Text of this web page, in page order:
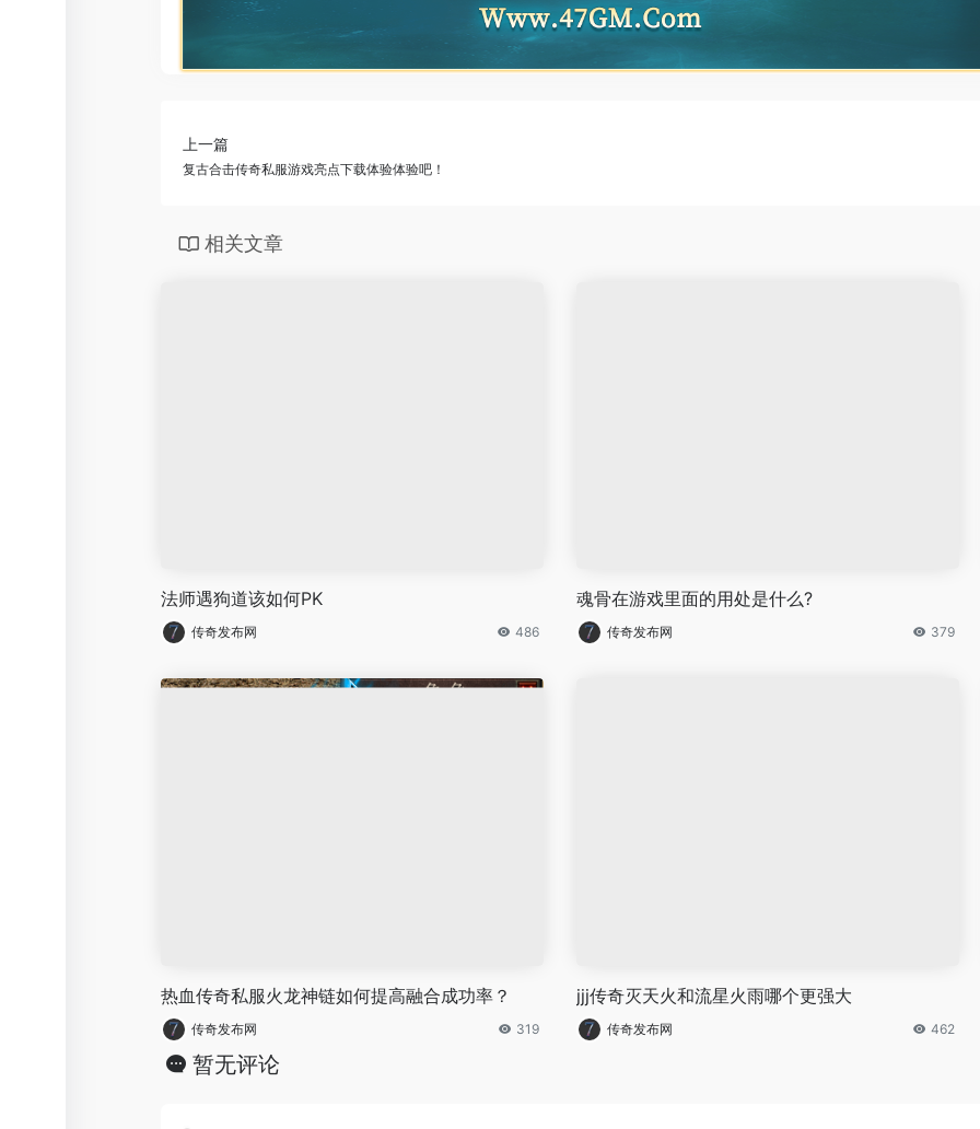
上一篇
复古合击传奇私服游戏亮点下载体验体验吧！
相关文章
法师遇狗道该如何PK
传奇发布网 486
魂骨在游戏里面的用处是什么?
传奇发布网 379
热血传奇私服火龙神链如何提高融合成功率？
传奇发布网 319
jjj传奇灭天火和流星火雨哪个更强大
传奇发布网 462
暂无评论